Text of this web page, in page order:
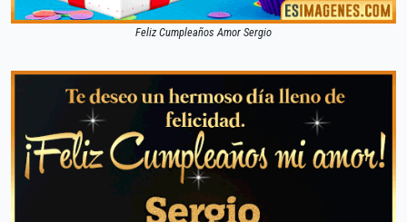
Feliz Cumpleaños Amor Sergio